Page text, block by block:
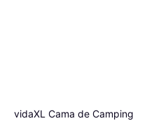
vidaXL Cama de Camping